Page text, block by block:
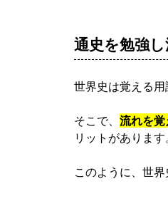
通史を勉強
世界史は覚える
そこで、 流れを
リットがあります
このように、世